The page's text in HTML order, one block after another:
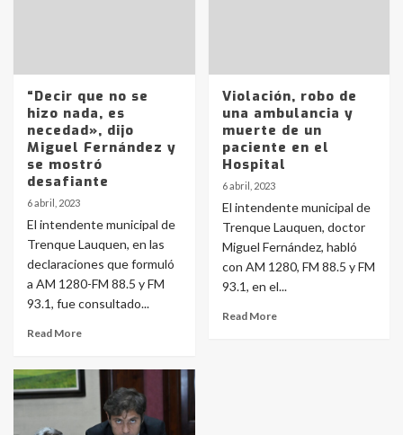
“Decir que no se
hizo nada, es
necedad», dijo
Miguel Fernández y
se mostró
desafiante
6 abril, 2023
El intendente municipal de
Trenque Lauquen, en las
declaraciones que formuló
a AM 1280-FM 88.5 y FM
93.1, fue consultado...
Read More
Violación, robo de
una ambulancia y
muerte de un
paciente en el
Hospital
6 abril, 2023
El intendente municipal de
Trenque Lauquen, doctor
Miguel Fernández, habló
con AM 1280, FM 88.5 y FM
93.1, en el...
Read More